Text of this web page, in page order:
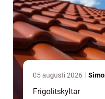
05 augusti 2026
Frigolitskyltar